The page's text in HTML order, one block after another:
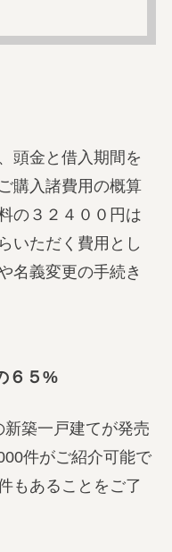
頭金と借入期間を
購入諸費用の概算
の３２４００円は
いただく費用とし
名義変更の手続き
６５%
築一戸建てが発売
件がご紹介可能で
もあることをご了